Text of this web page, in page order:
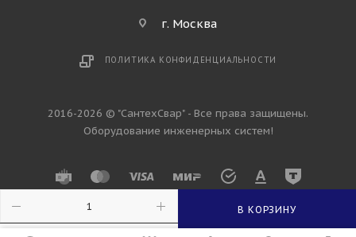
В КОРЗИНУ
г. Москва
ПОЛИТИКА КОНФИДЕНЦИАЛЬНОСТИ
2016-2026 © "СантехСвар" - Все права защищены.
Оборудование инженерных систем!